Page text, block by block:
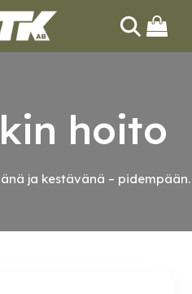
hoito
ja kestävänä – pidempään.